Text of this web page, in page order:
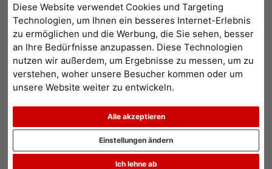
Diese Website verwendet Cookies und Targeting
Technologien, um Ihnen ein besseres Internet-Erlebnis
zu ermöglichen und die Werbung, die Sie sehen, besser
an Ihre Bedürfnisse anzupassen. Diese Technologien
nutzen wir außerdem, um Ergebnisse zu messen, um zu
verstehen, woher unsere Besucher kommen oder um
unsere Website weiter zu entwickeln.
Alle akzeptieren
Ich lehne ab
Einstellungen ändern